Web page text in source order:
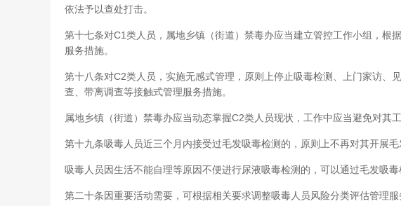
依法予以查处打击。
第十七条对C1类人员，属地乡镇（街道）禁毒办应当建立管控工作小组，根
服务措施。
第十八条对C2类人员，实施无感式管理，原则上停止吸毒检测、上门家访、
查、带离调查等接触式管理服务措施。
属地乡镇（街道）禁毒办应当动态掌握C2类人员现状，工作中应当避免对其
第十九条吸毒人员近三个月内接受过毛发吸毒检测的，原则上不再对其开展毛
吸毒人员因生活不能自理等原因不便进行尿液吸毒检测的，可以通过毛发吸毒
第二十条因重要活动需要，可根据相关要求调整吸毒人员风险分类评估管理服